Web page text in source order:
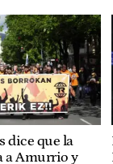
dice que la
a Amurrio y